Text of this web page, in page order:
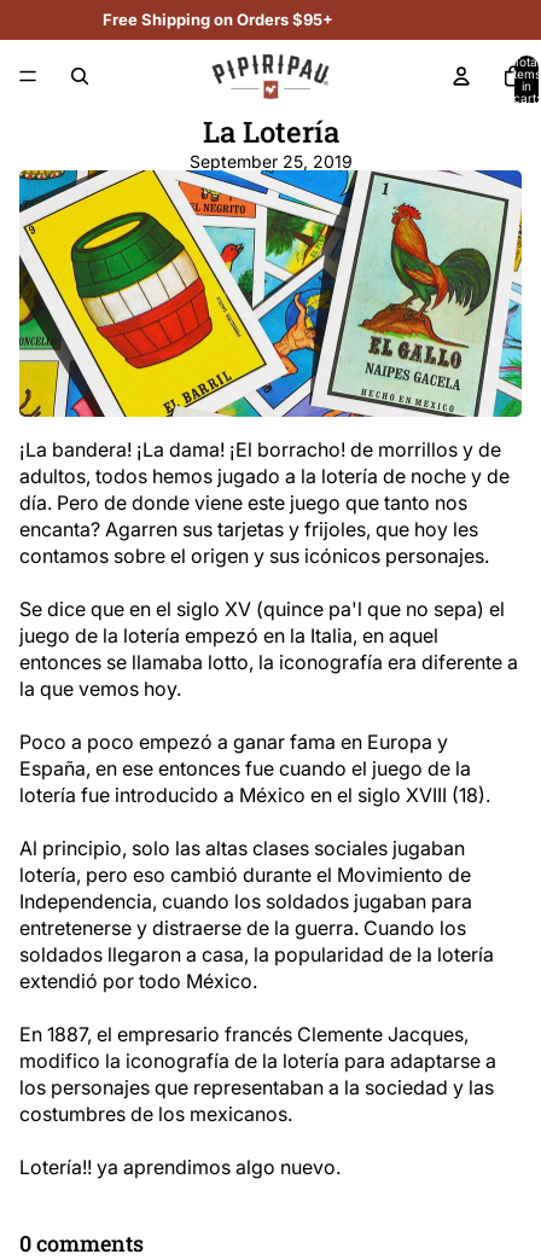
Free Shipping on Orders $95+
Total
items
in
cart:
La Lotería
September 25, 2019
¡La bandera! ¡La dama! ¡El borracho! de morrillos y de
adultos, todos hemos jugado a la lotería de noche y de
día. Pero de donde viene este juego que tanto nos
encanta? Agarren sus tarjetas y frijoles, que hoy les
contamos sobre el origen y sus icónicos personajes.
Se dice que en el siglo XV (quince pa'l que no sepa) el
juego de la lotería empezó en la Italia, en aquel
entonces se llamaba lotto, la iconografía era diferente a
la que vemos hoy.
Poco a poco empezó a ganar fama en Europa y
España, en ese entonces fue cuando el juego de la
lotería fue introducido a México en el siglo XVIII (18).
Al principio, solo las altas clases sociales jugaban
lotería, pero eso cambió durante el Movimiento de
Independencia, cuando los soldados jugaban para
entretenerse y distraerse de la guerra. Cuando los
soldados llegaron a casa, la popularidad de la lotería
extendió por todo México.
En 1887, el empresario francés Clemente Jacques,
modifico la iconografía de la lotería para adaptarse a
los personajes que representaban a la sociedad y las
costumbres de los mexicanos.
Lotería!! ya aprendimos algo nuevo.
0 comments